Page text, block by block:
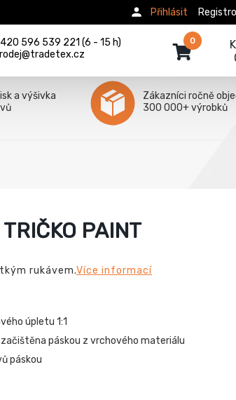
Přihlásit
596 539 221 (6 - 15 h)
0
a výšivka
Zákazníci ročně
300 000+ výrobků
PAINT
rukávem.Více informací
úpletu 1:1
páskou z vrchového materiálu
páskou